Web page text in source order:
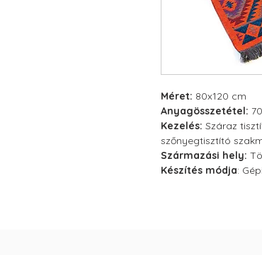
Méret: 80x120 cm
Anyagösszetétel:
Kezelés: Száraz
szőnyegtisztító
Származási hely:
Készítés módja: